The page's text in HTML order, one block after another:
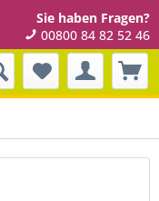
Sie haben Fragen?
00800 84 82 52 46